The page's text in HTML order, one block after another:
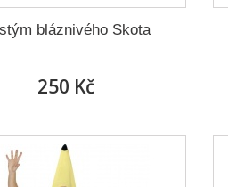
bláznivého Skota
250 Kč